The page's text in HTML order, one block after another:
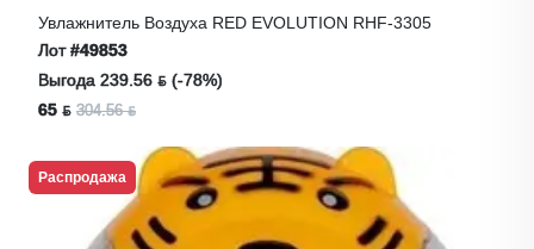
Увлажнитель Воздуха RED EVOLUTION RHF-3305
Лот#49853
Выгода 239.56 ƃ (-78%)
65 ƃ 304.56 ƃ
Распродажа